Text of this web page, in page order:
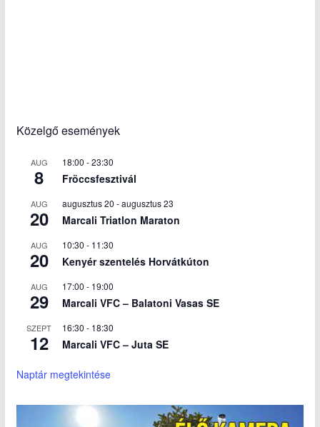
Közelgő események
AUG
8
18:00 -23:30
Fröccsfesztivál
AUG
20
augusztus 20 -augusztus 23
Marcali Triatlon Maraton
AUG
20
10:30 - 11:30
Kenyér szentelés Horvátkúton
AUG
29
17:00 - 19:00
Marcali VFC – Balatoni Vasas SE
SZEPT
12
16:30 - 18:30
Marcali VFC – Juta SE
Naptár megtekintése